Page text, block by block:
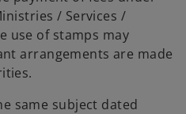
/ Services /
use of stamps may
arrangements are made
same subject dated